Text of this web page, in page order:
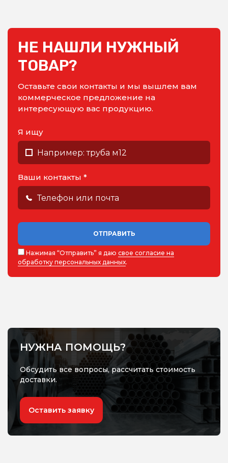
НЕ НАШЛИ НУЖНЫЙ
ТОВАР?
Оставьте свои контакты и мы вышлем вам
коммерческое предложение на
интересующую вас продукцию.
Я ищу
Ваши контакты *
ОТПРАВИТЬ
Нажимая “Отправить” я даю свое согласие на
обработку персональных данных.
НУЖНА ПОМОЩЬ?
Обсудить все вопросы, рассчитать стоимость
доставки.
Оставить заявку